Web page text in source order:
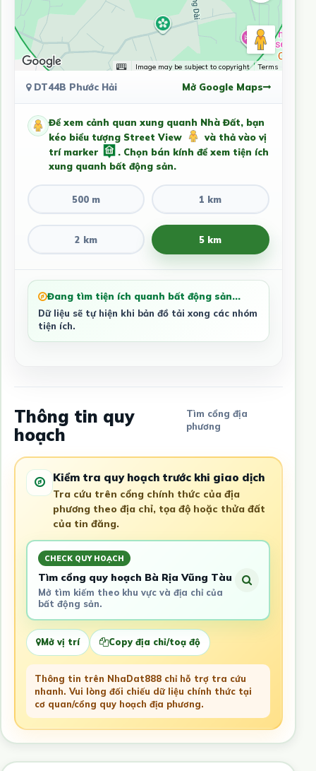
Image may be subject to copyright Terms
DT44B Phước Hải Mở Google Maps
Để xem cảnh quan xung quanh Nhà Đất, bạn
kéo biểu tượng Street View
và thả vào vị
trí marker
. Chọn bán kính để xem tiện ích
xung quanh bất động sản.
500 m 1 km
2 km 5 km
Đang tìm tiện ích quanh bất động sản...
Dữ liệu sẽ tự hiện khi bản đồ tải xong các nhóm
tiện ích.
Thông tin quy
hoạch
Tìm cổng địa
phương
Kiểm tra quy hoạch trước khi giao dịch
Tra cứu trên cổng chính thức của địa
phương theo địa chỉ, tọa độ hoặc thửa đất
của tin đăng.
CHECK QUY HOẠCH
Tìm cổng quy hoạch Bà Rịa Vũng Tàu
Mở tìm kiếm theo khu vực và địa chỉ của
bất động sản.
Mở vị trí Copy địa chỉ/toạ độ
Thông tin trên NhaDat888 chỉ hỗ trợ tra cứu
nhanh. Vui lòng đối chiếu dữ liệu chính thức tại
cơ quan/cổng quy hoạch địa phương.